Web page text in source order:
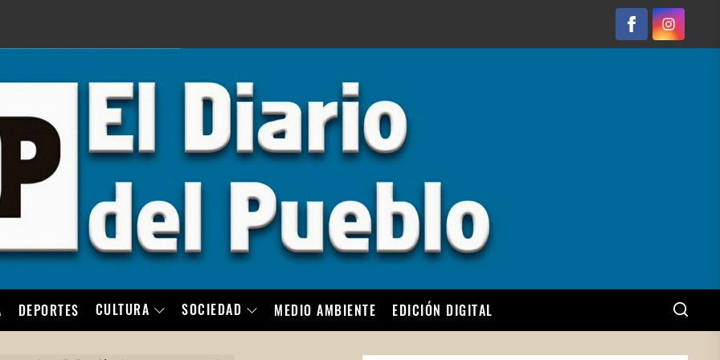
FacebookInstagram
DEPORTES CULTURA SOCIEDAD MEDIO AMBIENTE EDICIÓN DIGITAL